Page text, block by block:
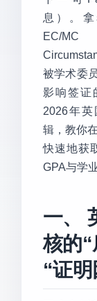
息）。
EC/
被学术委
影响签证
2026年
辑，教你
快速地获
GPA与学
一、
核的
“证